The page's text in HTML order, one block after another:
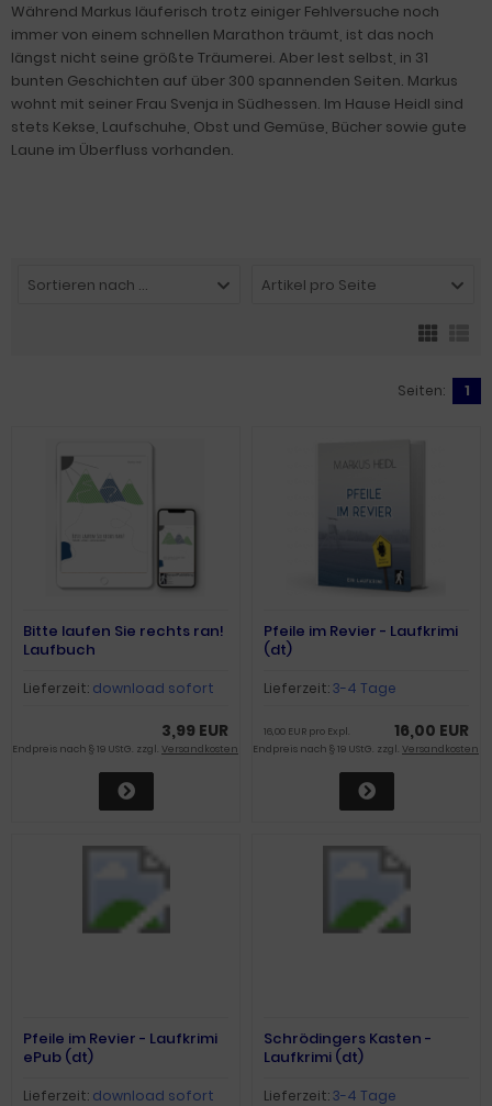
Während Markus läuferisch trotz einiger Fehlversuche noch
immer von einem schnellen Marathon träumt, ist das noch
längst nicht seine größte Träumerei. Aber lest selbst, in 31
bunten Geschichten auf über 300 spannenden Seiten. Markus
wohnt mit seiner Frau Svenja in Südhessen. Im Hause Heidl sind
stets Kekse, Laufschuhe, Obst und Gemüse, Bücher sowie gute
Laune im Überfluss vorhanden.
Sortieren nach ... Artikel pro Seite
Seiten: 1
Bitte laufen Sie rechts ran!
Laufbuch
Lieferzeit: download sofort
3,99 EUR
Endpreis nach § 19 UStG. zzgl. Versandkosten
Pfeile im Revier - Laufkrimi
(dt)
Lieferzeit:3-4 Tage
16,00 EUR
16,00 EUR pro Expl.
Endpreis nach § 19 UStG. zzgl. Versandkosten
Pfeile im Revier - Laufkrimi
ePub (dt)
Lieferzeit: download sofort
Schrödingers Kasten -
Laufkrimi (dt)
Lieferzeit:3-4 Tage